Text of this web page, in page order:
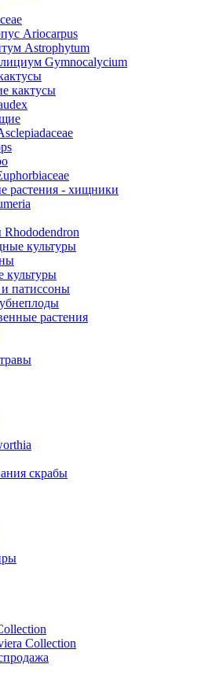
Ariocarpus
Astrophytum
Gymnocalycium
кактусы
растения - хищники
культуры
культуры
патиссоны
растения
скрабы
Collection